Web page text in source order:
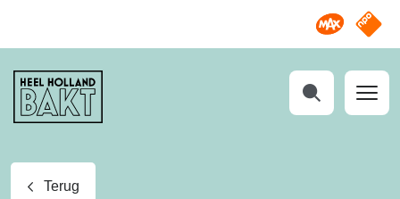
Omroep
NPO
Heel
Holland
Bakt
Terug